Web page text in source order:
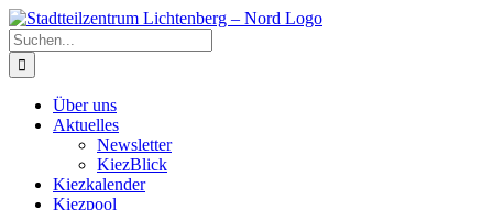
Zum
Inhalt
springen
Suche
nach:
Über uns
Aktuelles
Newsletter
KiezBlick
Kiezkalender
Kiezpool